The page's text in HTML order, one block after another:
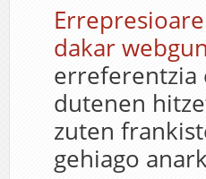
dakar
erreferentzia
dutenen
zuten
gehiago